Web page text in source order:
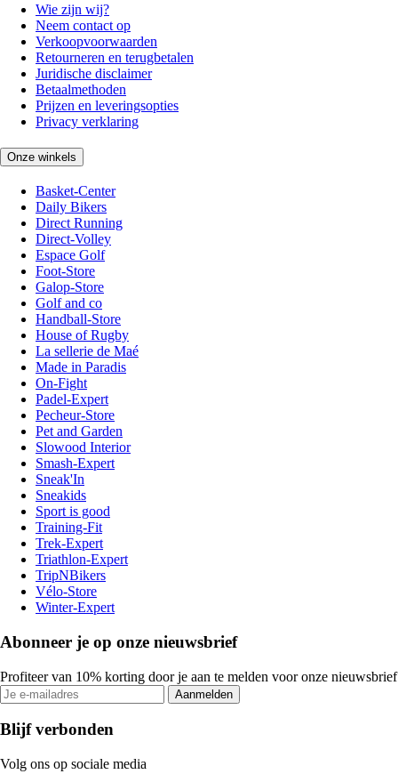
Wie zijn wij?
Neem contact op
Verkoopvoorwaarden
Retourneren en terugbetalen
Juridische disclaimer
Betaalmethoden
Prijzen en leveringsopties
Privacy verklaring
Onze winkels
Basket-Center
Daily Bikers
Direct Running
Direct-Volley
Espace Golf
Foot-Store
Galop-Store
Golf and co
Handball-Store
House of Rugby
La sellerie de Maé
Made in Paradis
On-Fight
Padel-Expert
Pecheur-Store
Pet and Garden
Slowood Interior
Smash-Expert
Sneak'In
Sneakids
Sport is good
Training-Fit
Trek-Expert
Triathlon-Expert
TripNBikers
Vélo-Store
Winter-Expert
Abonneer je op onze nieuwsbrief
Profiteer van 10% korting door je aan te melden voor onze nieuwsbrief
Aanmelden
Blijf verbonden
Volg ons op sociale media